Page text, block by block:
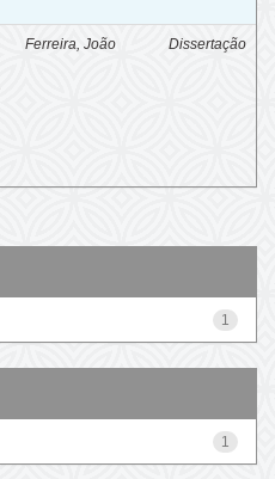
Ferreira, João Dissertação
1
1